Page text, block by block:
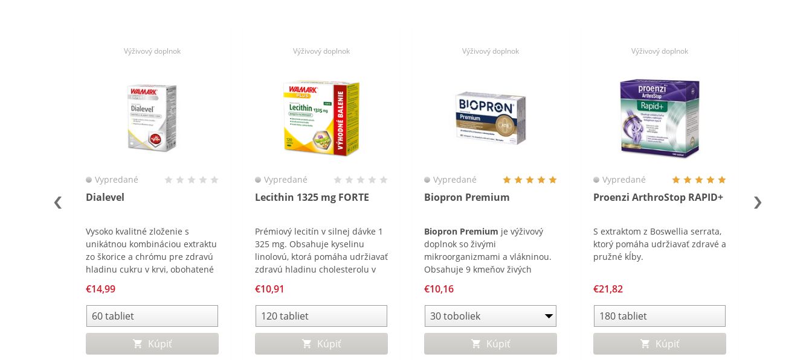
Výživový doplnok
Dialevel
Vypredané
Vysoko kvalitné zloženie s
unikátnou kombináciou extraktu
zo škorice a chrómu pre zdravú
hladinu cukru v krvi, obohatené
€14,99
Kúpiť
Výživový doplnok
Lecithin 1325 mg FORTE
Vypredané
Prémiový lecitín v silnej dávke 1
325 mg. Obsahuje kyselinu
linolovú, ktorá pomáha udržiavať
zdravú hladinu cholesterolu v
€10,91
Kúpiť
Výživový doplnok
Biopron Premium
Vypredané
Biopron Premium je výživový
doplnok so živými
mikroorganizmami a vlákninou.
Obsahuje 9 kmeňov živých
dávke 20 miliárd CFU a je
obohatený
o fruktooligosacharidy a je
vhodný pre deti od 3 rokov a
€10,16
Kúpiť
Výživový doplnok
Proenzi ArthroStop RAPID+
Vypredané
S extraktom z Boswellia serrata,
ktorý pomáha udržiavať zdravé a
pružné kĺby.
€21,82
Kúpiť